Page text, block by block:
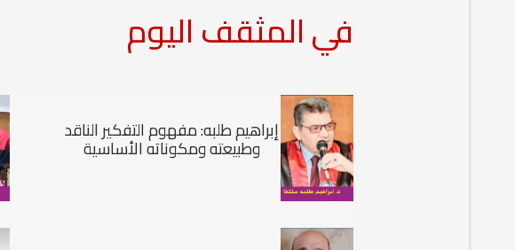
في المثقف اليوم
إبراهيم طلبه: مفهوم التفكير الناقد
وطبيعته ومكوناته الأساسية